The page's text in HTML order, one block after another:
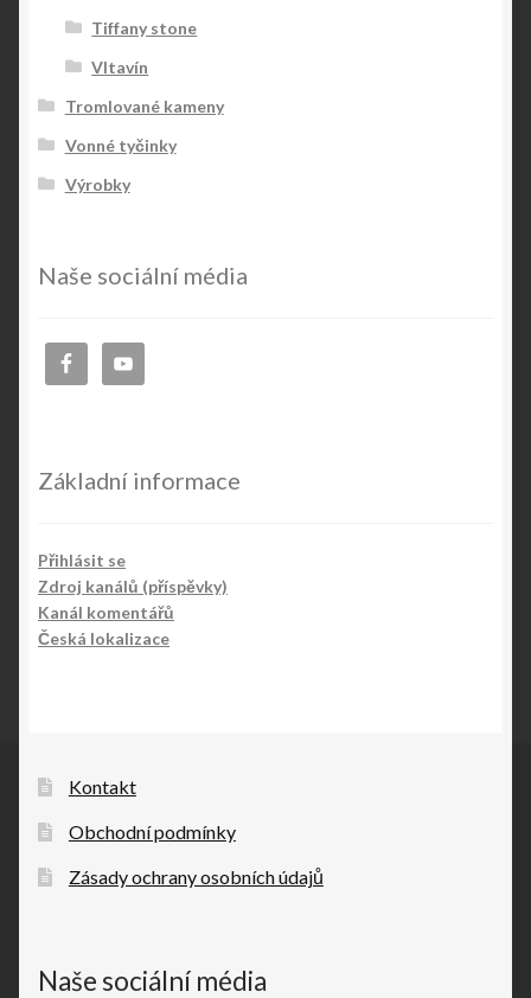
Tiffany stone
Vltavín
Tromlované kameny
Vonné tyčinky
Výrobky
Naše sociální média
Základní informace
Přihlásit se
Zdroj kanálů (příspěvky)
Kanál komentářů
Česká lokalizace
Kontakt
Obchodní podmínky
Zásady ochrany osobních údajů
Naše sociální média